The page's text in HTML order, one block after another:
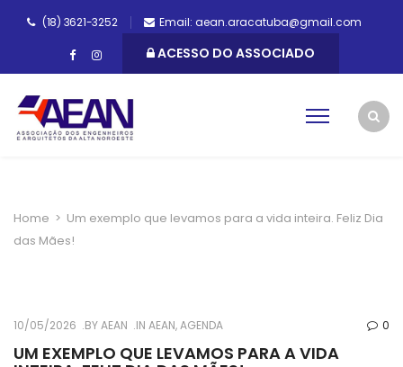
(18) 3621-3252 Email: aean.aracatuba@gmail.com
ACESSO DO ASSOCIADO
Home > Um exemplo que levamos para a vida inteira. Feliz Dia
das Mães!
10/05/2026 BYAEAN IN AEAN,AGENDA 0
UM EXEMPLO QUE LEVAMOS PARA A VIDA